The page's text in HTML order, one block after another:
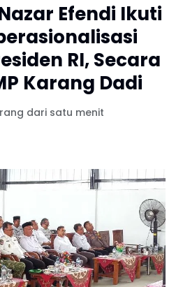
Efendi Ikuti
RI, Secara
Karang Dadi
dari satu menit